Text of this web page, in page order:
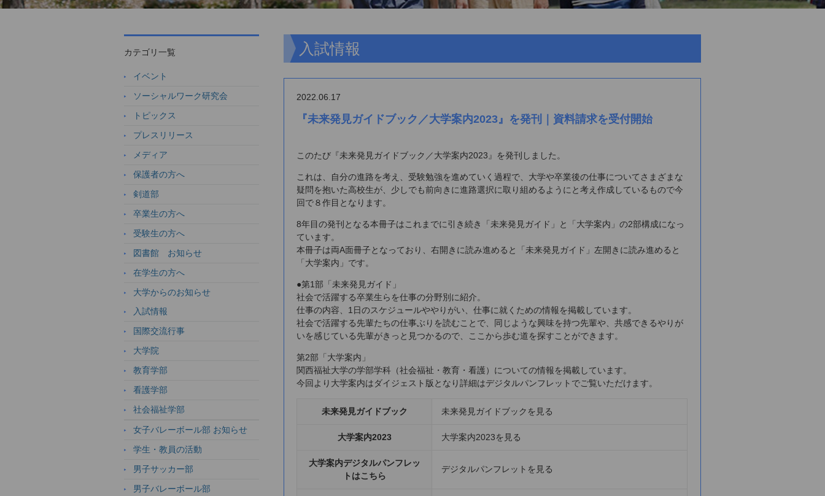
入試情報
2022.06.17
『未来発見ガイドブック／大学案内2023』を発刊｜資料請求を受付開始
このたび『未来発見ガイドブック／大学案内2023』を発刊しました。
これは、自分の進路を考え、受験勉強を進めていく過程で、大学や卒業後の仕事についてさまざまな
疑問を抱いた高校生が、少しでも前向きに進路選択に取り組めるようにと考え作成しているもので今
回で８作目となります。
8年目の発刊となる本冊子はこれまでに引き続き「未来発見ガイド」と「大学案内」の2部構成になっ
ています。
本冊子は両A面冊子となっており、右開きに読み進めると「未来発見ガイド」左開きに読み進めると
「大学案内」です。
●第1部「未来発見ガイド」
社会で活躍する卒業生らを仕事の分野別に紹介。
仕事の内容、1日のスケジュールややりがい、仕事に就くための情報を掲載しています。
社会で活躍する先輩たちの仕事ぶりを読むことで、同じような興味を持つ先輩や、共感できるやりが
いを感じている先輩がきっと見つかるので、ここから歩む道を探すことができます。
第2部「大学案内」
関西福祉大学の学部学科（社会福祉・教育・看護）についての情報を掲載しています。
今回より大学案内はダイジェスト版となり詳細はデジタルパンフレットでご覧いただけます。
未来発見ガイドブック 未来発見ガイドブックを見る
大学案内2023 大学案内2023を見る
大学案内デジタルパンフレッ
トはこちら
デジタルパンフレットを見る
カテゴリ一覧
イベント
ソーシャルワーク研究会
トピックス
プレスリリース
メディア
保護者の方へ
剣道部
卒業生の方へ
受験生の方へ
図書館 お知らせ
在学生の方へ
大学からのお知らせ
入試情報
国際交流行事
大学院
教育学部
看護学部
社会福祉学部
女子バレーボール部 お知らせ
学生・教員の活動
男子サッカー部
男子バレーボール部